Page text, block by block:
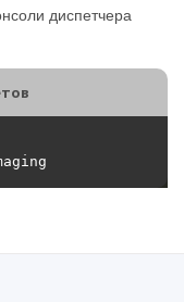
диспетчера